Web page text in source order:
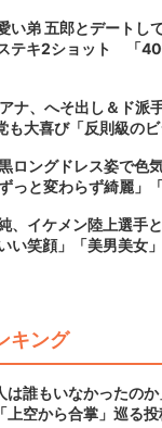
い弟 五郎とデートし
テキ2ショット 「
ナ、へそ出し＆ド派
大喜び「反則級のビ
ロングドレス姿で色
と変わらず綺麗」「
、イケメン陸上選手
い笑顔」「美男美女
キング
は誰もいなかったの
空から合掌」巡る投